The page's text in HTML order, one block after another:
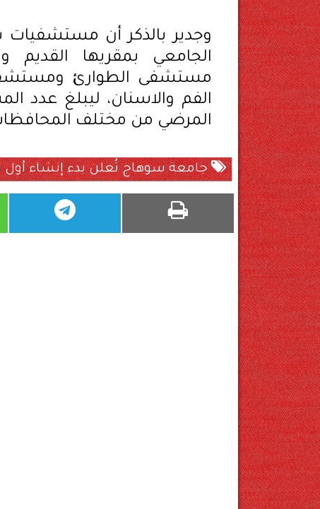
وجدير بالذكر أن
الجامعي بمقريها القديم
مستشفى الطوارئ
المرضي من مختلف
جامعة سوهاج تُعلن بدء إنشاء